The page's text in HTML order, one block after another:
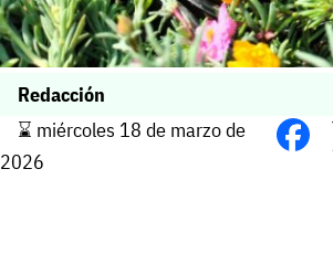
Redacción
⌛️ miércoles 18 de marzo de
2026